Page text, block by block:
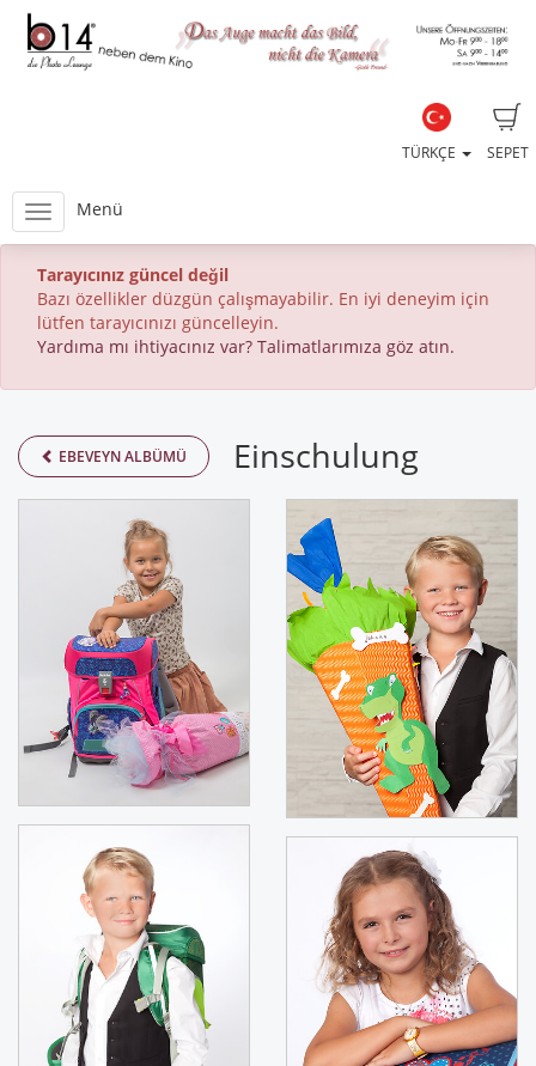
SEPET
TÜRKÇE
Menü
Tarayıcınız güncel değil
Bazı özellikler düzgün çalışmayabilir. En iyi deneyim için
lütfen tarayıcınızı güncelleyin.
Yardıma mı ihtiyacınız var? Talimatlarımıza göz atın.
EBEVEYN ALBÜMÜ Einschulung